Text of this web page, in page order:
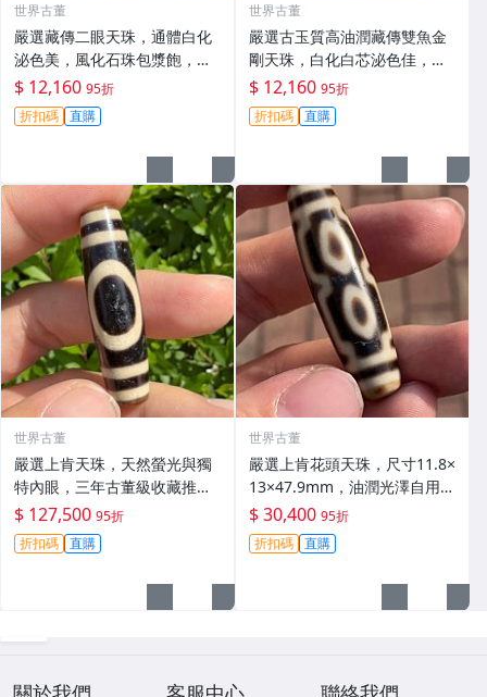
世界古董
嚴選藏傳二眼天珠，通體白化
泌色美，風化石珠包漿飽，手
工打磨具韻味 二眼天珠 白化
泓色
$ 12,160 95折
折扣碼 直購
世界古董
嚴選古玉質高油潤藏傳雙魚金
剛天珠，白化白芯泌色佳，手
磨老料風華飽滿，尺寸10mm
雙魚天珠 白化泌色 玉質
$ 12,160 95折
折扣碼 直購
世界古董
嚴選上肯天珠，天然螢光與獨
特內眼，三年古董級收藏推
薦。天珠 玉石 天地天珠
$ 127,500 95折
折扣碼 直購
世界古董
嚴選上肯花頭天珠，尺寸11.8×
13×47.9mm，油潤光澤自用佳
品 帝王四眼天珠、斷補裝飾收
藏級別 四眼天珠、老料天珠、
帝王天珠
$ 30,400 95折
折扣碼 直購